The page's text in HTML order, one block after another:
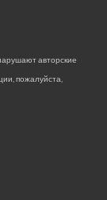
авторские
пожалуйста,